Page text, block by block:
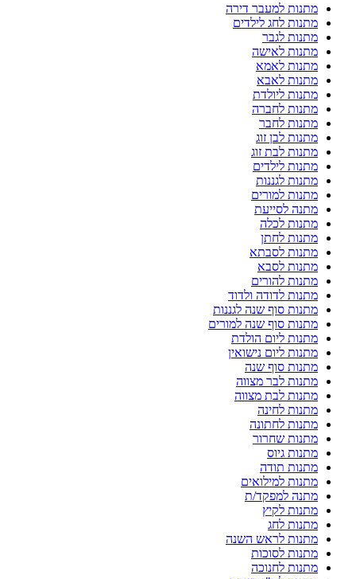
מתנות למעבר דירה
מתנות לחג לילדים
מתנות לגבר
מתנות לאישה
מתנות לאמא
מתנות לאבא
מתנות ליולדת
מתנות לחברה
מתנות לחבר
מתנות לבן זוג
מתנות לבת זוג
מתנות לילדים
מתנות לגננות
מתנות למורים
מתנה לסייעת
מתנות לכלה
מתנות לחתן
מתנות לסבתא
מתנות לסבא
מתנות להורים
מתנות לדודה ולדוד
מתנות סוף שנה לגננות
מתנות סוף שנה למורים
מתנות ליום הולדת
מתנות ליום נישואין
מתנות סוף שנה
מתנות לבר מצווה
מתנות לבת מצווה
מתנות לחינה
מתנות לחתונה
מתנות שחרור
מתנות גיוס
מתנות תודה
מתנות למילואים
מתנה למפקד/ת
מתנות לקיץ
מתנות לחג
מתנות לראש השנה
מתנות לסוכות
מתנות לחנוכה